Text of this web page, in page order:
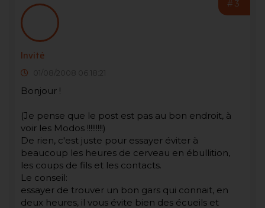
#3
Invité
01/08/2008 06:18:21
Bonjour !
(Je pense que le post est pas au bon endroit, à
voir les Modos !!!!!!!!!)
De rien, c'est juste pour essayer éviter à
beaucoup les heures de cerveau en ébullition,
les coups de fils et les contacts.
Le conseil:
essayer de trouver un bon gars qui connait, en
deux heures, il vous évite bien des écueils et